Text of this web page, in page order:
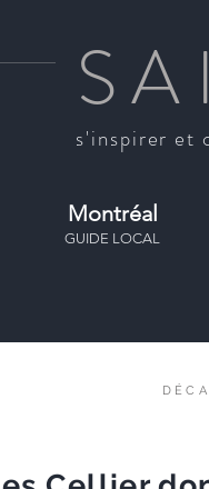
s'inspirer et
Montréal
GUIDE LOCAL